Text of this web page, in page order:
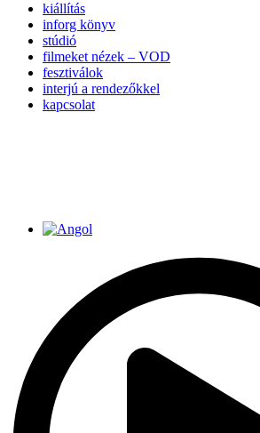
kiállítás
inforg könyv
stúdió
filmeket nézek – VOD
fesztiválok
interjú a rendezőkkel
kapcsolat